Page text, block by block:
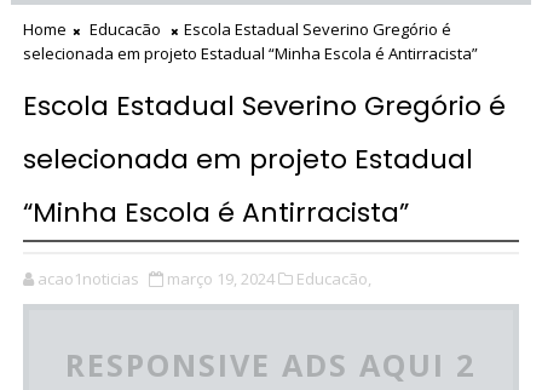
Home Educacão
Escola Estadual Severino Gregório é
selecionada em projeto Estadual “Minha Escola é Antirracista”
Escola Estadual Severino Gregório é
selecionada em projeto Estadual
“Minha Escola é Antirracista”
acao1noticias março 19, 2024 Educacão,
RESPONSIVE ADS AQUI 2